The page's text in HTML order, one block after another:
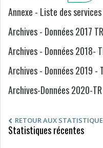
Annexe - Liste des
Archives - Données 2017 TR
Archives - Données 2018-
Archives - Données 2019 -
Archives-Données 2020-TR
RETOUR AUX
Statistiques récentes